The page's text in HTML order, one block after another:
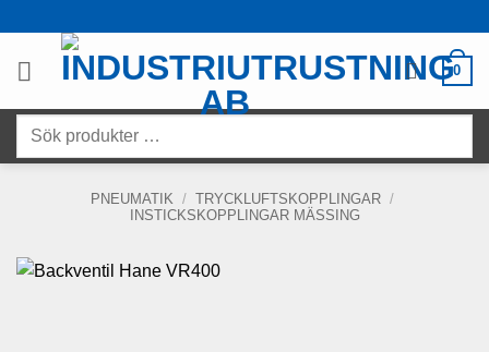
content
0
Sök
produkter
PNEUMATIK / TRYCKLUFTSKOPPLINGAR /
INSTICKSKOPPLINGAR MÄSSING